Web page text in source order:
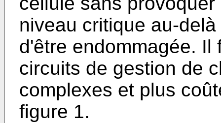
niveau critique au-
d'être endommagée.
circuits de gestion de
complexes et plus
figure 1.